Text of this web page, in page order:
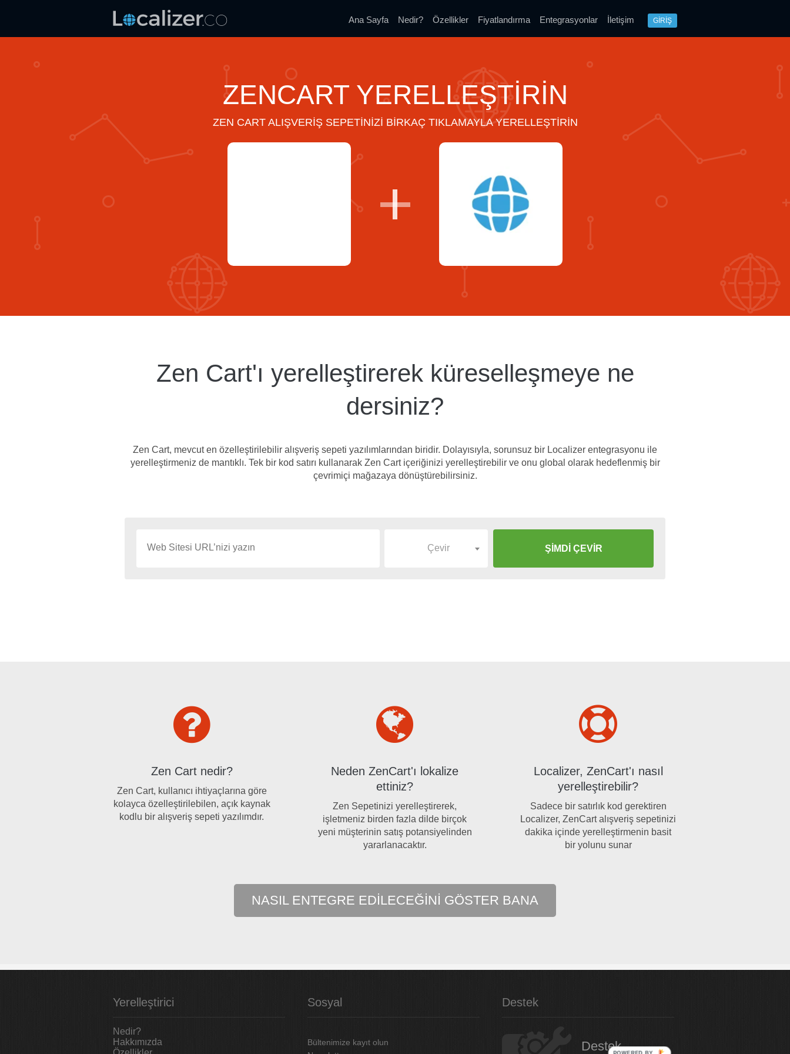
Ana Sayfa Nedir? Özellikler Fiyatlandırma Entegrasyonlar İletişim GİRİŞ
ZENCART YERELLEŞTIRIN
ZEN CART ALIŞVERIŞ SEPETINIZI BIRKAÇ TIKLAMAYLA YERELLEŞTIRIN
Zen Cart'ı yerelleştirerek küreselleşmeye ne
dersiniz?
Zen Cart, mevcut en özelleştirilebilir alışveriş sepeti yazılımlarından biridir. Dolayısıyla, sorunsuz bir Localizer entegrasyonu ile
yerelleştirmeniz de mantıklı. Tek bir kod satırı kullanarak Zen Cart içeriğinizi yerelleştirebilir ve onu global olarak hedeflenmiş bir
çevrimiçi mağazaya dönüştürebilirsiniz.
Çevir ŞİMDİ ÇEVİR
Zen Cart nedir?
Zen Cart, kullanıcı ihtiyaçlarına göre
kolayca özelleştirilebilen, açık kaynak
kodlu bir alışveriş sepeti yazılımdır.
Neden ZenCart'ı lokalize
ettiniz?
Zen Sepetinizi yerelleştirerek,
işletmeniz birden fazla dilde birçok
yeni müşterinin satış potansiyelinden
yararlanacaktır.
Localizer, ZenCart'ı nasıl
yerelleştirebilir?
Sadece bir satırlık kod gerektiren
Localizer, ZenCart alışveriş sepetinizi
dakika içinde yerelleştirmenin basit
bir yolunu sunar
NASIL ENTEGRE EDILECEĞINI GÖSTER BANA
Yerelleştirici
Nedir?
Hakkımızda
Sosyal
Bültenimize kayıt olun
Destek
Destek